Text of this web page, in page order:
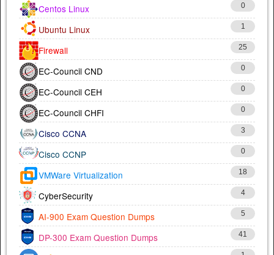
Centos Linux 0
Ubuntu Linux 1
Firewall 25
EC-Council CND 0
EC-Council CEH 0
EC-Council CHFI 0
Cisco CCNA 3
Cisco CCNP 0
VMWare Virtualization 18
CyberSecurity 4
AI-900 Exam Question Dumps 5
DP-300 Exam Question Dumps 41